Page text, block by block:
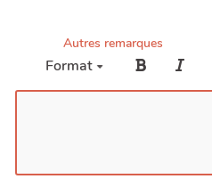
Autres remarques
Format